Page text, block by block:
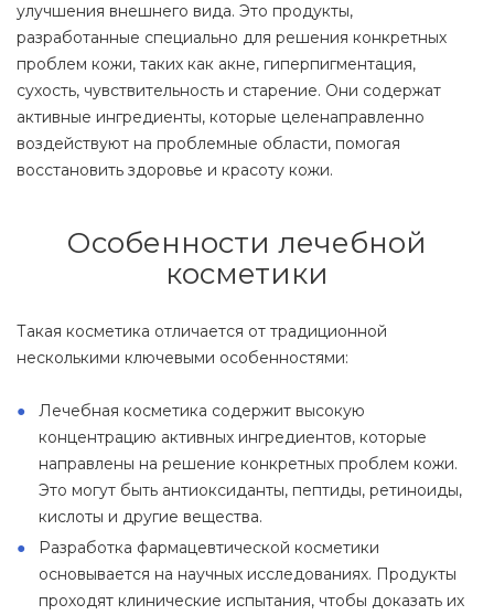
улучшения внешнего вида. Это продукты,
разработанные специально для решения конкретных
проблем кожи, таких как акне, гиперпигментация,
сухость, чувствительность и старение. Они содержат
активные ингредиенты, которые целенаправленно
воздействуют на проблемные области, помогая
восстановить здоровье и красоту кожи.
Особенности лечебной
косметики
Такая косметика отличается от традиционной
несколькими ключевыми особенностями:
Лечебная косметика содержит высокую
концентрацию активных ингредиентов, которые
направлены на решение конкретных проблем кожи.
Это могут быть антиоксиданты, пептиды, ретиноиды,
кислоты и другие вещества.
Разработка фармацевтической косметики
основывается на научных исследованиях. Продукты
проходят клинические испытания, чтобы доказать их